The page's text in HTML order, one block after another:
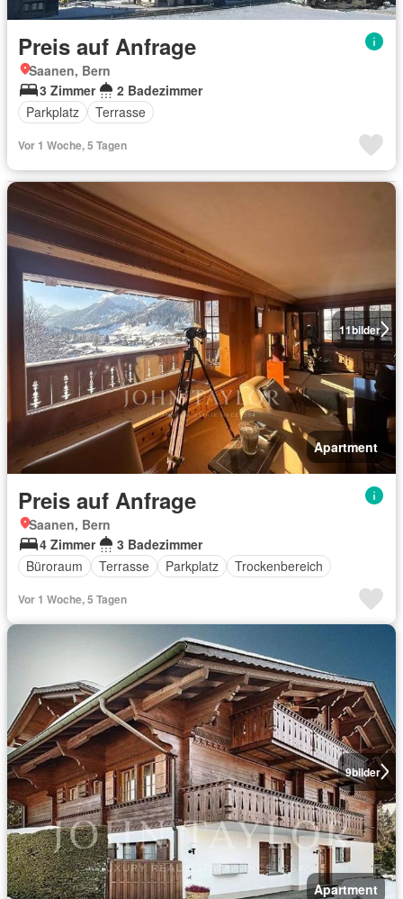
Preis auf Anfrage
Saanen, Bern
3 Zimmer
2 Badezimmer
Parkplatz
Terrasse
Vor 1 Woche, 5 Tagen
11bilder
Apartment
Preis auf Anfrage
Saanen, Bern
4 Zimmer
3 Badezimmer
Büroraum
Terrasse Parkplatz Trockenbereich
Vor 1 Woche, 5 Tagen
9bilder
Apartment